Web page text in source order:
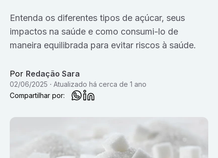
Entenda os diferentes tipos de açúcar, seus
impactos na saúde e como consumi-lo de
maneira equilibrada para evitar riscos à saúde.
Por Redação Sara
02/06/2025 Atualizado há cerca de 1 ano
Compartilhar por: